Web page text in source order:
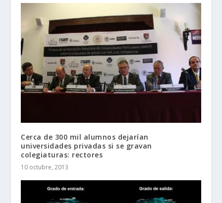
Cerca de 300 mil alumnos dejarían
universidades privadas si se gravan
colegiaturas: rectores
10 octubre, 2013